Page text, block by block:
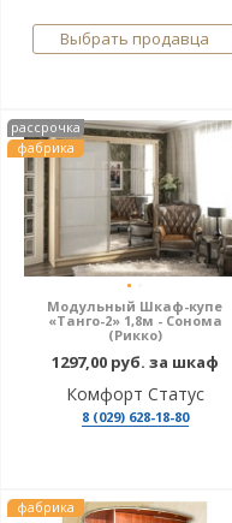
Выбрать продавца
рассрочка
фабрика
Модульный Шкаф-купе
«Танго-2» 1,8м - Сонома
(Рикко)
1297,00 руб. за шкаф
Комфорт Статус
8 (029) 628-18-80
фабрика